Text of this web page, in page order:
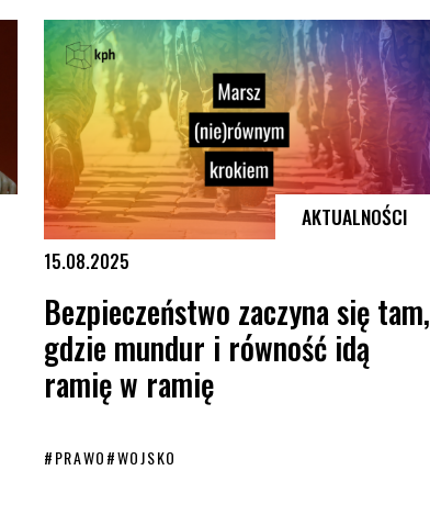
AKTUALNOŚCI
15.08.2025
Bezpieczeństwo zaczyna się tam,
gdzie mundur i równość idą
ramię w ramię
#PRAWO#WOJSKO